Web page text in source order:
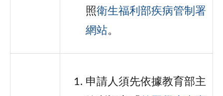
照衛生福利部疾病管制署
網站。
申請人須先依據教育部主